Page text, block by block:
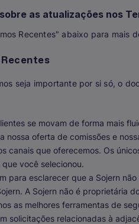
as atualizações nos
Recentes" abaixo para mais
seja importante por si só, o
se movam de forma mais
nossa oferta de comissões e
canais que oferecemos. Os
você selecionou.
para esclarecer que a Sojern
A Sojern não é proprietária
as melhores ferramentas de
solicitações relacionadas à